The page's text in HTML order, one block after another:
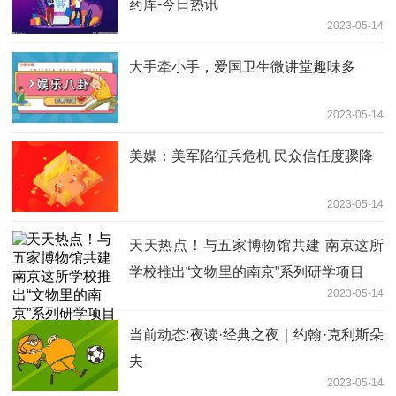
药库-今日热讯
2023-05-14
大手牵小手，爱国卫生微讲堂趣味多
2023-05-14
美媒：美军陷征兵危机 民众信任度骤降
2023-05-14
天天热点！与五家博物馆共建 南京这所
学校推出“文物里的南京”系列研学项目
2023-05-14
当前动态:夜读·经典之夜｜约翰·克利斯朵
夫
2023-05-14